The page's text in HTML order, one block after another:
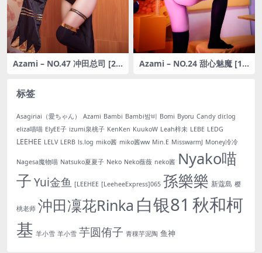
Azami – NO.47 冲田总司 [20
Azami – NO.24 甜心魅魔 [19
标签
Asagiriai（愛ちゃん） Azami Bambi Bambi밤비 Bomi Byoru Candy dir.log
eliza喵喵 ElyEE子 izumi泉桃子 KenKen KuukoW Leah梓未 LEBE LEDG
LEEHEE LELV LERB ls.log miko酱 miko酱ww Min.E MisswarmJ Money冷冷
Nagesa魔物喵 Natsuko夏夏子 Neko Neko薇薇 neko酱 Nyako喵
子Yui金鱼 [LEEHEE [LeeheeExpress]065 孫樂樂 新蔻島 樱
桃老师 沖田凜花Rinka 白银81 秋和柯
基 羊小雪 羊小雪 芋圆侑子 青稞芋泥陶 鱼神